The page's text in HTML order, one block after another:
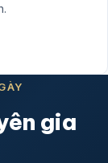
gia